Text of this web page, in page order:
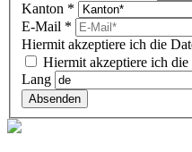
Kanton *
E-Mail *
Hiermit akzeptiere ich die
Hiermit akzeptiere ich die
Lang
Absenden